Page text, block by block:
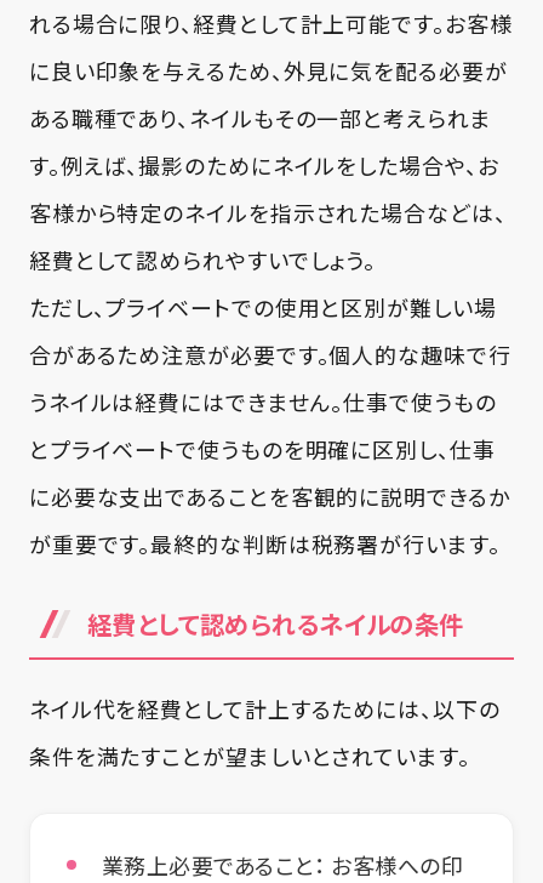
れる場合に限り、経費として計上可能です。お客様
に良い印象を与えるため、外見に気を配る必要が
ある職種であり、ネイルもその一部と考えられま
す。例えば、撮影のためにネイルをした場合や、お
客様から特定のネイルを指示された場合などは、
経費として認められやすいでしょう。
ただし、プライベートでの使用と区別が難しい場
合があるため注意が必要です。個人的な趣味で行
うネイルは経費にはできません。仕事で使うもの
とプライベートで使うものを明確に区別し、仕事
に必要な支出であることを客観的に説明できるか
が重要です。最終的な判断は税務署が行います。
経費として認められるネイルの条件
ネイル代を経費として計上するためには、以下の
条件を満たすことが望ましいとされています。
業務上必要であること： お客様への印